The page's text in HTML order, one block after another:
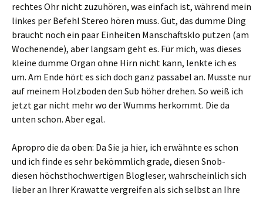
rechtes Ohr nicht zuzuhören, was einfach ist, während mein
linkes per Befehl Stereo hören muss. Gut, das dumme Ding
braucht noch ein paar Einheiten Manschaftsklo putzen (am
Wochenende), aber langsam geht es. Für mich, was dieses
kleine dumme Organ ohne Hirn nicht kann, lenkte ich es
um. Am Ende hört es sich doch ganz passabel an. Musste nur
auf meinem Holzboden den Sub höher drehen. So weiß ich
jetzt gar nicht mehr wo der Wumms herkommt. Die da
unten schon. Aber egal.
Apropro die da oben: Da Sie ja hier, ich erwähnte es schon
und ich finde es sehr bekömmlich grade, diesen Snob-
diesen höchsthochwertigen Blogleser, wahrscheinlich sich
lieber an Ihrer Krawatte vergreifen als sich selbst an Ihre